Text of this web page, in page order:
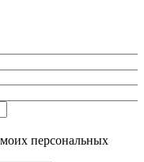
персональных